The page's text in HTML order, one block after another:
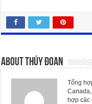
About Thúy Đoan
Tổng
hợp các